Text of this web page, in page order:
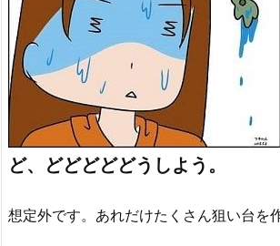
ど、どどどどどうしよう。
想定外です。あれだけたくさん狙い台を